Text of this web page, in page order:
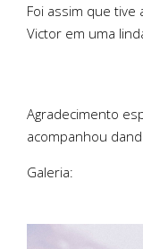
Foi assim que
Victor em uma
Agradecimento
acompanhou
Galeria: